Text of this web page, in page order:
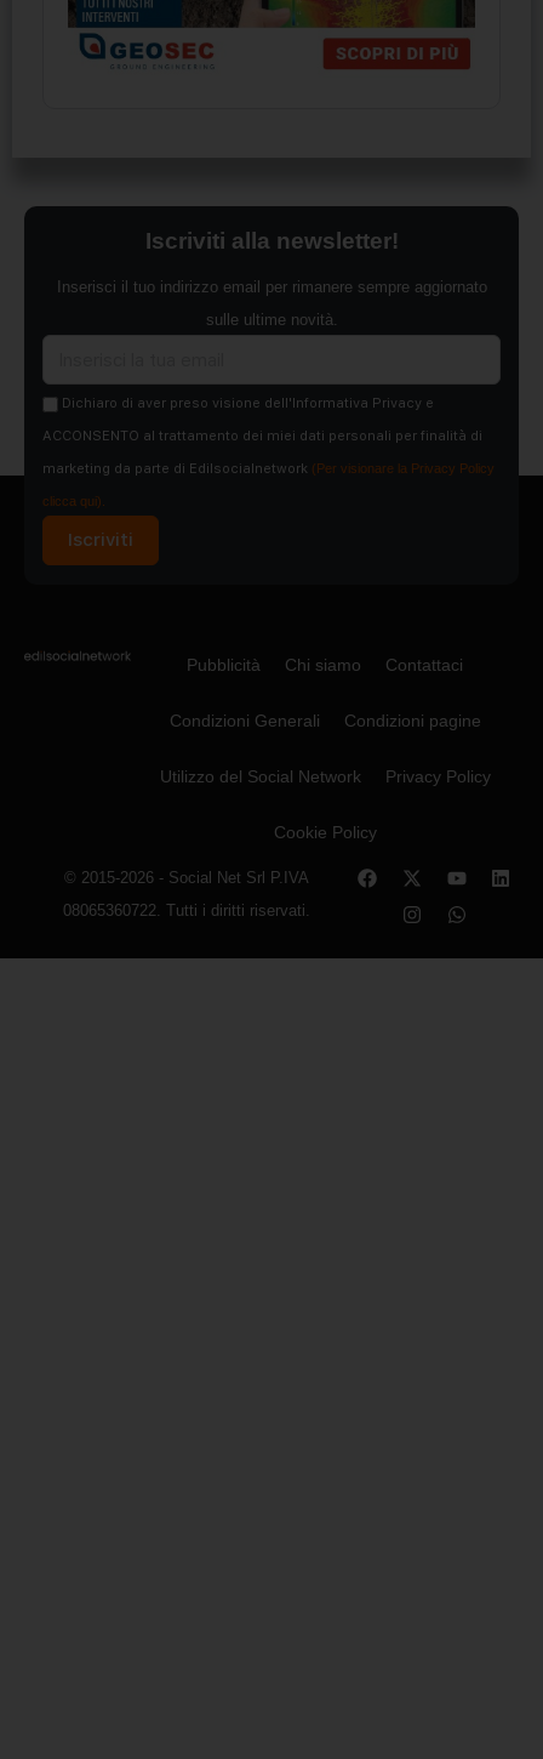
Iscriviti alla newsletter!
Inserisci il tuo indirizzo email per rimanere sempre aggiornato
sulle ultime novità.
Dichiaro di aver preso visione dell'Informativa Privacy e
ACCONSENTO al trattamento dei miei dati personali per finalità di
marketing da parte di Edilsocialnetwork (Per visionare la Privacy Policy
clicca qui).
Iscriviti
Pubblicità Chi siamo Contattaci
Condizioni Generali Condizioni pagine
Utilizzo del Social Network Privacy Policy
Cookie Policy
© 2015-2026 - Social Net Srl P.IVA
08065360722. Tutti i diritti riservati.